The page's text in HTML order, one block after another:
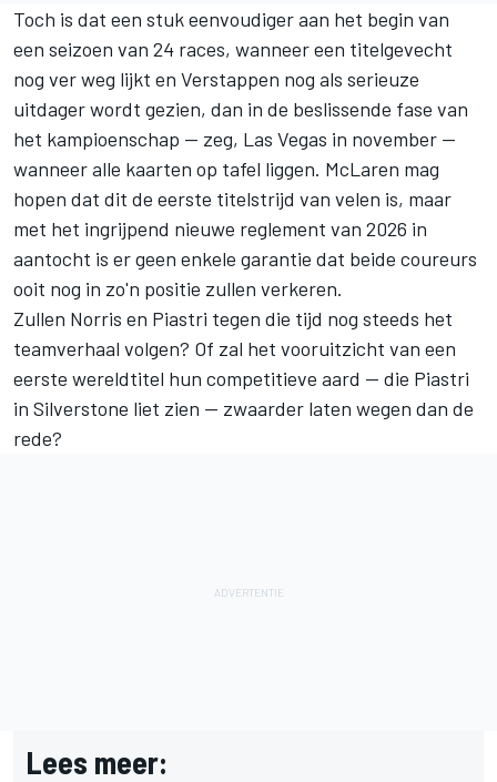
Toch is dat een stuk eenvoudiger aan het begin van
een seizoen van 24 races, wanneer een titelgevecht
nog ver weg lijkt en Verstappen nog als serieuze
uitdager wordt gezien, dan in de beslissende fase van
het kampioenschap — zeg, Las Vegas in november —
wanneer alle kaarten op tafel liggen. McLaren mag
hopen dat dit de eerste titelstrijd van velen is, maar
met het ingrijpend nieuwe reglement van 2026 in
aantocht is er geen enkele garantie dat beide coureurs
ooit nog in zo'n positie zullen verkeren.
Zullen Norris en Piastri tegen die tijd nog steeds het
teamverhaal volgen? Of zal het vooruitzicht van een
eerste wereldtitel hun competitieve aard — die Piastri
in Silverstone liet zien — zwaarder laten wegen dan de
rede?
Lees meer: